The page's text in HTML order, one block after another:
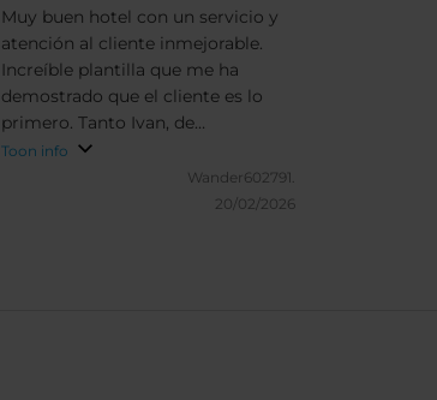
Muy buen hotel con un servicio y
atención al cliente inmejorable.
Increíble plantilla que me ha
demostrado que el cliente es lo
primero. Tanto Ivan, de
mantenimiento, como las
personas de la recepción se
desvivieron por solucionar un
Toon info
Wander602791.
20/02/2026